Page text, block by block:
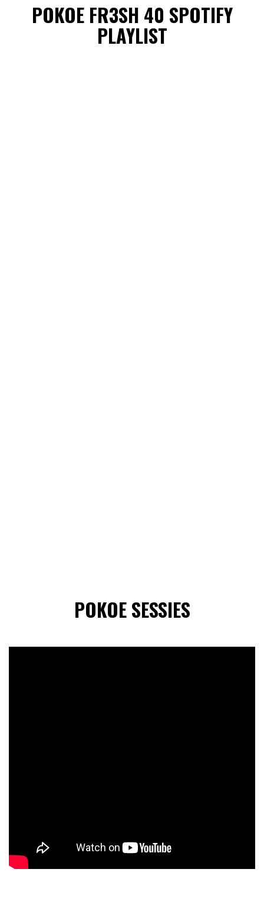
POKOE FR3SH 40 SPOTIFY
PLAYLIST
POKOE SESSIES